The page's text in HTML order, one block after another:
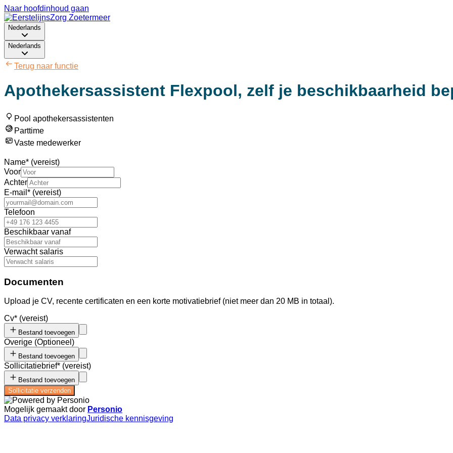
Naar hoofdinhoud gaan
Nederlands
Nederlands
Terug naar functie
Apothekersassistent Flexpool, zelf je beschikbaarheid
Pool apothekersassistenten
Parttime
Vaste medewerker
Name* (vereist)
Voor
Achter
E-mail * (vereist)
Telefoon
Beschikbaar vanaf
Verwacht salaris
Documenten
Upload je CV, recente certificaten en een korte motivatiebrief (niet meer dan 20 MB in totaal).
Cv* (vereist)
Bestand toevoegen
Overige (Optioneel )
Bestand toevoegen
Sollicitatiebrief* (vereist)
Bestand toevoegen
Sollicitatie verzenden
Mogelijk gemaakt door Personio
Data privacy verklaringJuridische kennisgeving